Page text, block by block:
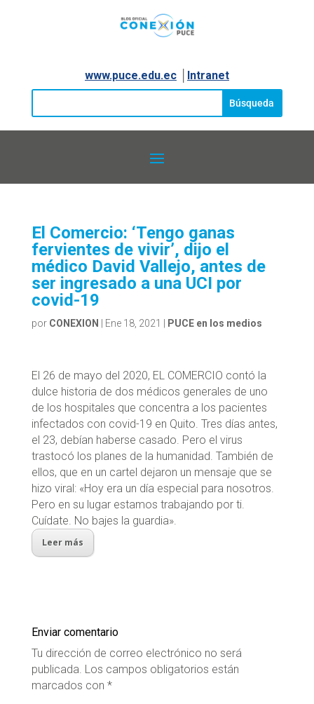
www.puce.edu.ec│ Intranet
El Comercio: ‘Tengo ganas
fervientes de vivir’, dijo el
médico David Vallejo, antes de
ser ingresado a una UCI por
covid-19
por CONEXION Ene 18, 2021 PUCE en los medios
El 26 de mayo del 2020, EL COMERCIO contó la
dulce historia de dos médicos generales de uno
de los hospitales que concentra a los pacientes
infectados con covid-19 en Quito. Tres días antes,
el 23, debían haberse casado. Pero el virus
trastocó los planes de la humanidad. También de
ellos, que en un cartel dejaron un mensaje que se
hizo viral: «Hoy era un día especial para nosotros.
Pero en su lugar estamos trabajando por ti.
Cuídate. No bajes la guardia».
Leer más
Enviar comentario
Tu dirección de correo electrónico no será
publicada. Los campos obligatorios están
marcados con *